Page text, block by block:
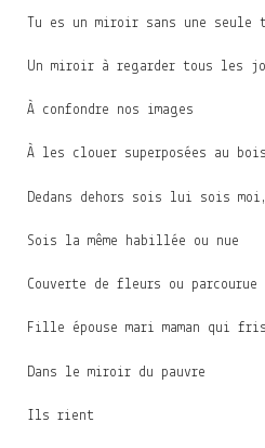
Tu es un miroir sans une seule
Un miroir à regarder tous les
À confondre nos images
À les clouer superposées au
Dedans dehors sois lui sois
Sois la même habillée ou nue
Couverte de fleurs ou
Fille épouse mari maman qui
Dans le miroir du pauvre
Ils rient